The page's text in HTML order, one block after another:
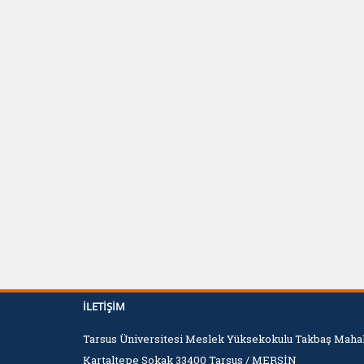
İLETIŞIM
Tarsus Üniversitesi Meslek Yüksekokulu Takbaş
Kartaltepe Sokak 33400 Tarsus / MERSİN